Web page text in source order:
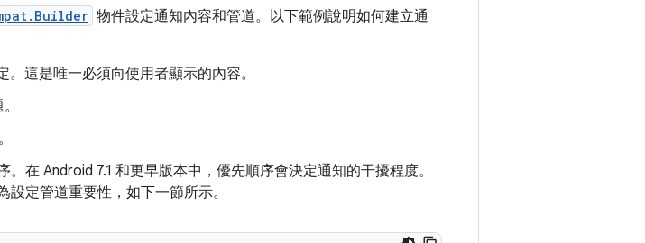
物件設定通知內容和管道。以下範例說明如何建立通
。這是唯一必須向使用者顯示的內容。
。在 Android 7.1 和更早版本中，優先順序會決定通知的干擾程度。
定管道重要性，如下一節所示。